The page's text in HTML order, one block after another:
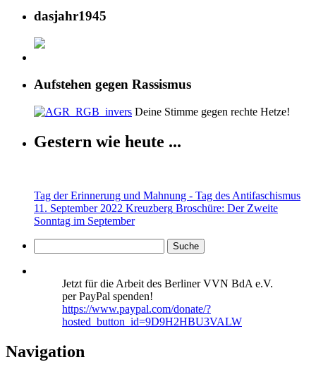
dasjahr1945
Aufstehen gegen Rassismus
Deine Stimme gegen rechte Hetze!
Gestern wie heute ...
Tag der Erinnerung und Mahnung - Tag des Antifaschismus
11. September 2022 Kreuzberg Broschüre: Der Zweite
Sonntag im September
Jetzt für die Arbeit des Berliner VVN BdA e.V.
per PayPal spenden!
https://www.paypal.com/donate/?
hosted_button_id=9D9H2HBU3VALW
Navigation